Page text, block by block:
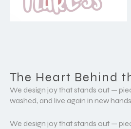
The Heart Behind
We design joy that stands out —
washed, and live again in new
We design joy that stands out —